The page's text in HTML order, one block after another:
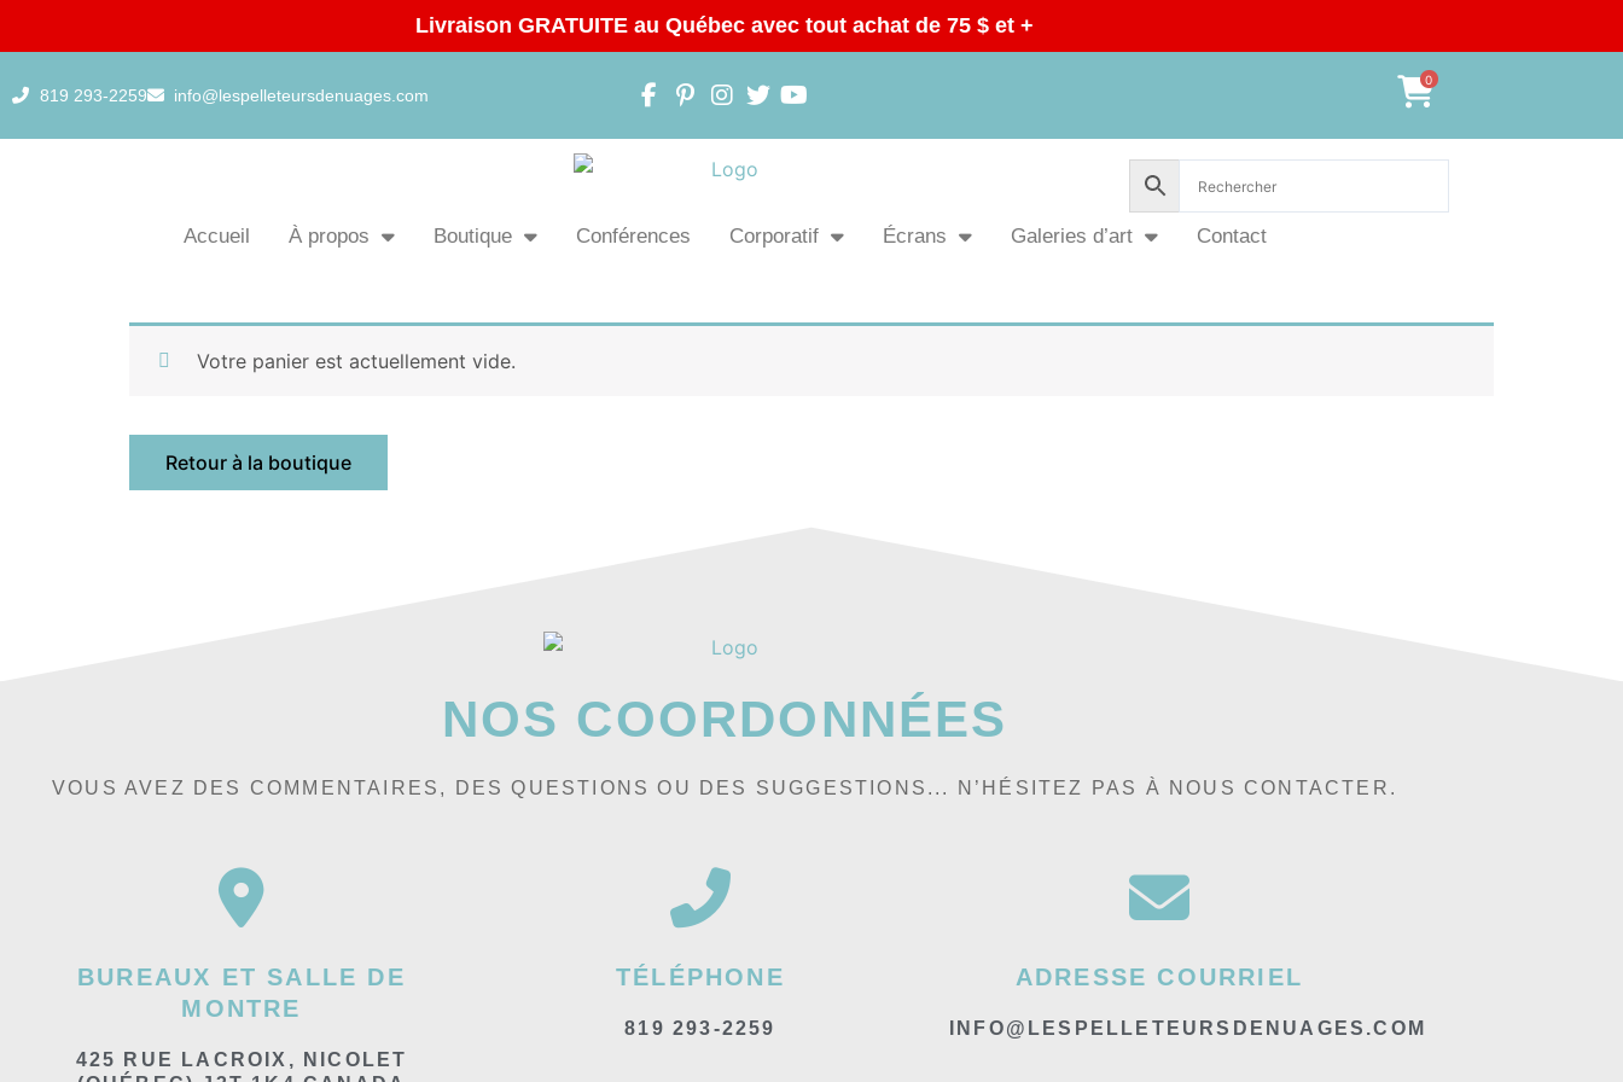
au
Livraison GRATUITE au Québec avec tout achat de 75 $ et +
819 293-2259 info@lespelleteursdenuages.com
0
Accueil À propos Boutique Conférences Corporatif Écrans Galeries d’art Contact
Votre panier est actuellement vide.
Retour à la boutique
NOS COORDONNÉES
VOUS AVEZ DES COMMENTAIRES, DES QUESTIONS OU DES SUGGESTIONS... N’HÉSITEZ PAS À NOUS CONTACTER.
BUREAUX ET SALLE DE
MONTRE
425 RUE LACROIX, NICOLET
TÉLÉPHONE
819 293-2259
ADRESSE COURRIEL
INFO@LESPELLETEURSDENUAGES.COM